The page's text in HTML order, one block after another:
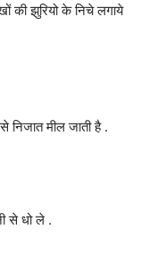
की झुरियो के निचे लगाये
मील जाती है .
से धो ले .